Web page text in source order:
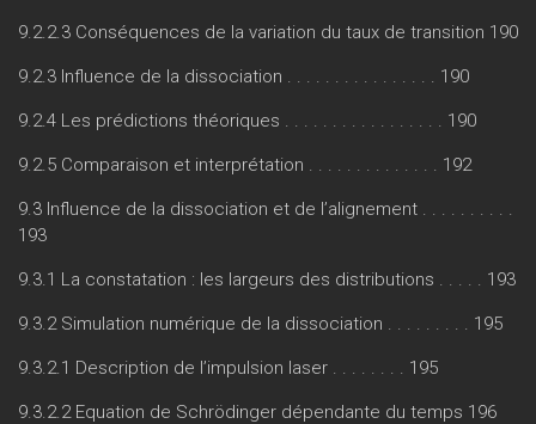
9.2.2.3 Conséquences de la variation du taux de transition 190
9.2.3 Influence de la dissociation . . . . . . . . . . . . . . . . 190
9.2.4 Les prédictions théoriques . . . . . . . . . . . . . . . . . 190
9.2.5 Comparaison et interprétation . . . . . . . . . . . . . . 192
9.3 Influence de la dissociation et de l’alignement . . . . . . . . . .
193
9.3.1 La constatation : les largeurs des distributions . . . . . 193
9.3.2 Simulation numérique de la dissociation . . . . . . . . . 195
9.3.2.1 Description de l’impulsion laser . . . . . . . . 195
9.3.2.2 Equation de Schrödinger dépendante du temps 196